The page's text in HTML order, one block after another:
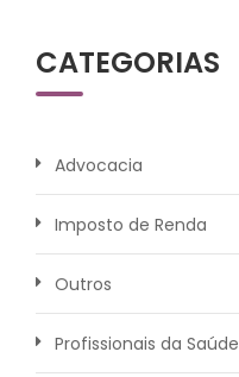
CATEGORIAS
Advocacia
Imposto de Renda
Outros
Profissionais da Saúde